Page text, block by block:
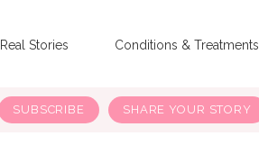
Stories Conditions & Treatments
SUBSCRIBE SHARE YOUR STORY